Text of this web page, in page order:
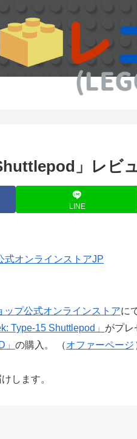
」レビ
LINE
ップ公式オンラインストアに
Type-15 Shuttlepod」 がプレ
の購入。 （オファーページ
します。